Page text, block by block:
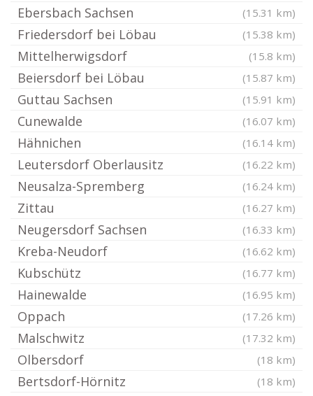
Ebersbach Sachsen (15.31 km)
Friedersdorf bei Löbau (15.38 km)
Mittelherwigsdorf (15.8 km)
Beiersdorf bei Löbau (15.87 km)
Guttau Sachsen (15.91 km)
Cunewalde (16.07 km)
Hähnichen (16.14 km)
Leutersdorf Oberlausitz (16.22 km)
Neusalza-Spremberg (16.24 km)
Zittau (16.27 km)
Neugersdorf Sachsen (16.33 km)
Kreba-Neudorf (16.62 km)
Kubschütz (16.77 km)
Hainewalde (16.95 km)
Oppach (17.26 km)
Malschwitz (17.32 km)
Olbersdorf (18 km)
Bertsdorf-Hörnitz (18 km)